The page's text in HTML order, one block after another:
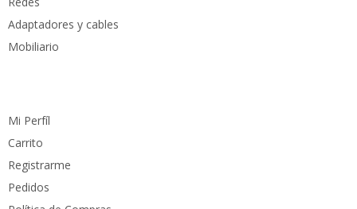
Adaptadores y cables
Mobiliario
Mi Perfíl
Carrito
Registrarme
Pedidos